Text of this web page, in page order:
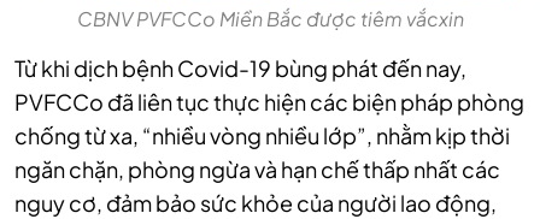
CBNV PVFCCo Miền Bắc được tiêm vắcxin
Từ khi dịch bệnh Covid-19 bùng phát đến nay,
PVFCCo đã liên tục thực hiện các biện pháp phòng
chống từ xa, “nhiều vòng nhiều lớp”, nhằm kịp thời
ngăn chặn, phòng ngừa và hạn chế thấp nhất các
nguy cơ, đảm bảo sức khỏe của người lao động,